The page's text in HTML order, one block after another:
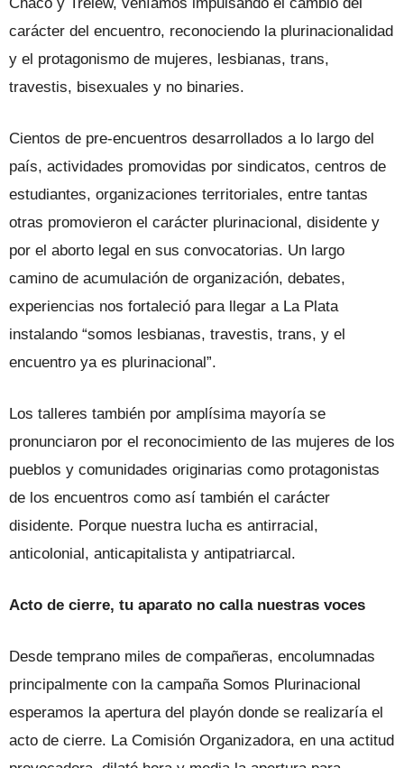
Chaco y Trelew, veníamos impulsando el cambio del
carácter del encuentro, reconociendo la plurinacionalidad
y el protagonismo de mujeres, lesbianas, trans,
travestis, bisexuales y no binaries.
Cientos de pre-encuentros desarrollados a lo largo del
país, actividades promovidas por sindicatos, centros de
estudiantes, organizaciones territoriales, entre tantas
otras promovieron el carácter plurinacional, disidente y
por el aborto legal en sus convocatorias. Un largo
camino de acumulación de organización, debates,
experiencias nos fortaleció para llegar a La Plata
instalando “somos lesbianas, travestis, trans, y el
encuentro ya es plurinacional”.
Los talleres también por amplísima mayoría se
pronunciaron por el reconocimiento de las mujeres de los
pueblos y comunidades originarias como protagonistas
de los encuentros como así también el carácter
disidente. Porque nuestra lucha es antirracial,
anticolonial, anticapitalista y antipatriarcal.
Acto de cierre, tu aparato no calla nuestras voces
Desde temprano miles de compañeras, encolumnadas
principalmente con la campaña Somos Plurinacional
esperamos la apertura del playón donde se realizaría el
acto de cierre. La Comisión Organizadora, en una actitud